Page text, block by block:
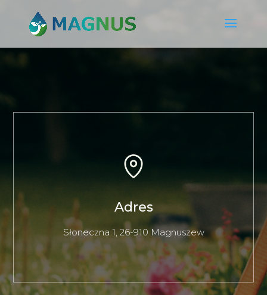
Adres
Słoneczna 1, 26-910 Magnuszew